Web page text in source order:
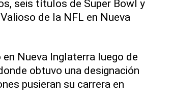
seis títulos de Super Bowl y
de la NFL en Nueva
Nueva Inglaterra luego de
obtuvo una designación
pusieran su carrera en